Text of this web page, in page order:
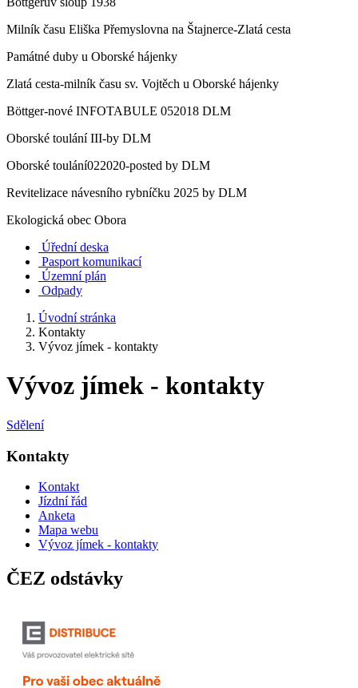
Milník času Eliška Přemyslovna na Štajnerce-Zlatá cesta
Památné duby u Oborské hájenky
Zlatá cesta-milník času sv. Vojtěch u Oborské hájenky
Böttger-nové INFOTABULE 052018 DLM
Oborské toulání III-by DLM
Oborské toulání022020-posted by DLM
Revitelizace návesního rybníčku 2025 by DLM
Ekologická obec Obora
Úřední deska
Pasport komunikací
Územní plán
Odpady
Úvodní stránka
Kontakty
Vývoz jímek - kontakty
Vývoz jímek - kontakty
Sdělení
Kontakty
Kontakt
Jízdní řád
Anketa
Mapa webu
Vývoz jímek - kontakty
ČEZ odstávky